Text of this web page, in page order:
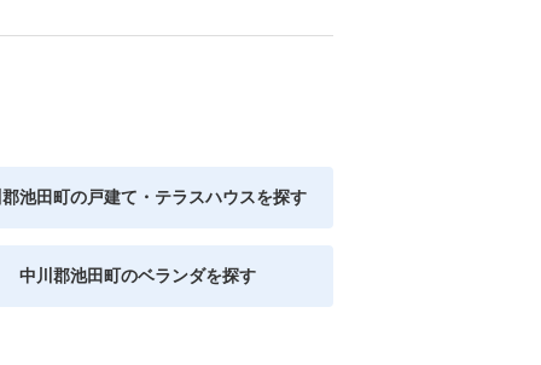
池田町の戸建て・テラスハウスを探す
中川郡池田町のベランダを探す